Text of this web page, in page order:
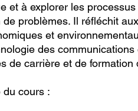
et à explorer les
de problèmes. Il réfléchit
et
des
de carrière et de formation
du cours :